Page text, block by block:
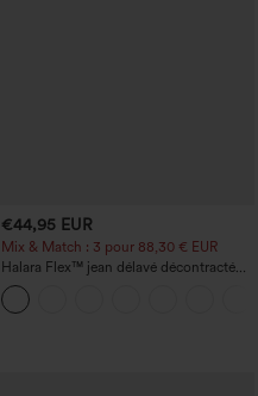
€44,95 EUR
Mix & Match : 3 pour 88,30 € EUR
Halara Flex™ jean délavé décontracté
taille haute à poches, coupe baggy à
jambe large